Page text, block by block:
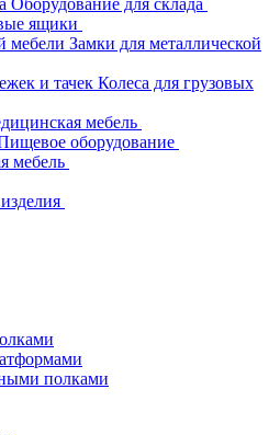
Оборудование для склада
ящики
Замки для металлической
Колеса для грузовых
мебель
оборудование
мебель
полками